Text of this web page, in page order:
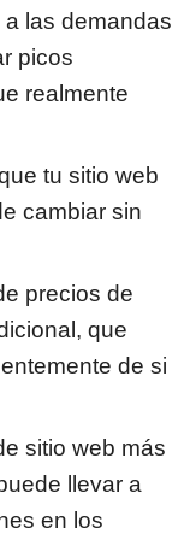
las demandas
picos
realmente
tu sitio web
cambiar sin
precios de
que
de si
sitio web más
llevar a
en los